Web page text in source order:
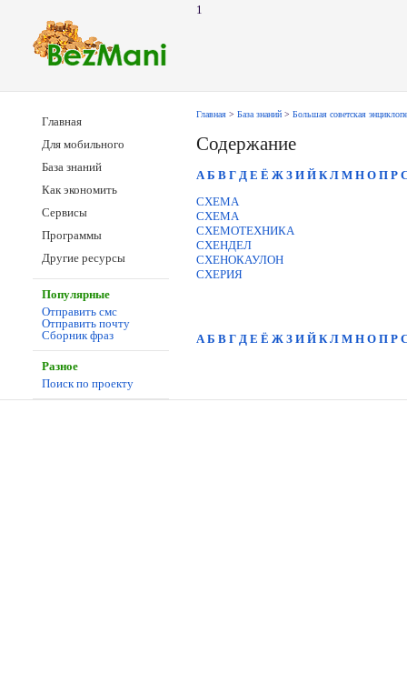
1
Главная
Для мобильного
База знаний
Как экономить
Сервисы
Программы
Другие ресурсы
Популярные
Отправить смс
Отправить почту
Сборник фраз
Разное
Поиск по проекту
Главная > База знаний > Большая советская
Содержание
А Б В Г Д Е Ё Ж З И Й К Л М Н О П Р
СХЕМА
СХЕМА
СХЕМОТЕХНИКА
СХЕНДЕЛ
СХЕНОКАУЛОН
СХЕРИЯ
А Б В Г Д Е Ё Ж З И Й К Л М Н О П Р